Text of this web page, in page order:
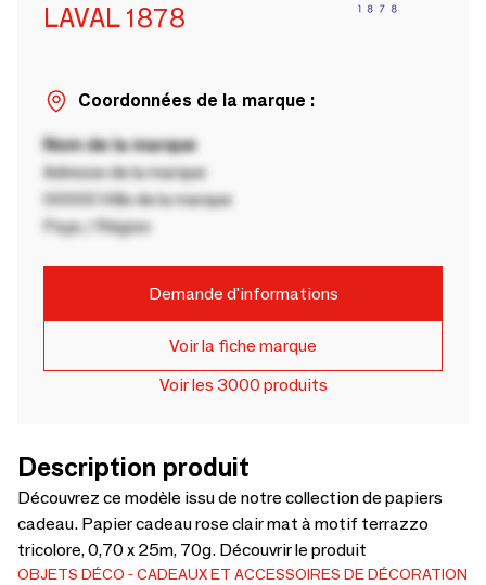
LAVAL 1878
Coordonnées de la marque :
Nom de la marque
Adresse de la marque
00000 Ville de la marque
Pays / Région
Demande d'informations
Voir la fiche marque
Voir les 3000 produits
Description produit
Découvrez ce modèle issu de notre collection de papiers
cadeau. Papier cadeau rose clair mat à motif terrazzo
tricolore, 0,70 x 25m, 70g. Découvrir le produit
OBJETS DÉCO
CADEAUX ET ACCESSOIRES DE DÉCORATION